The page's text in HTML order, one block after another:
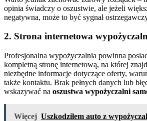
opinia świadczy o oszustwie, ale jeżeli
negatywna, może to być sygnał
2. Strona internetowa
Profesjonalna wypożyczalnia powinna
kompletną stronę internetową, na której
niezbędne informacje dotyczące oferty,
także kontaktu. Brak pełnych danych lub
wskazywać na oszustwa wypożyczalni
Więcej Uszkodziłem auto z